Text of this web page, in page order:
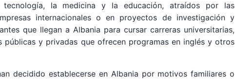
la medicina y la educación, atraídos por las
internacionales o en proyectos de investigación y
que llegan a Albania para cursar carreras universitarias,
públicas y privadas que ofrecen programas en inglés y otros
decidido establecerse en Albania por motivos familiares o